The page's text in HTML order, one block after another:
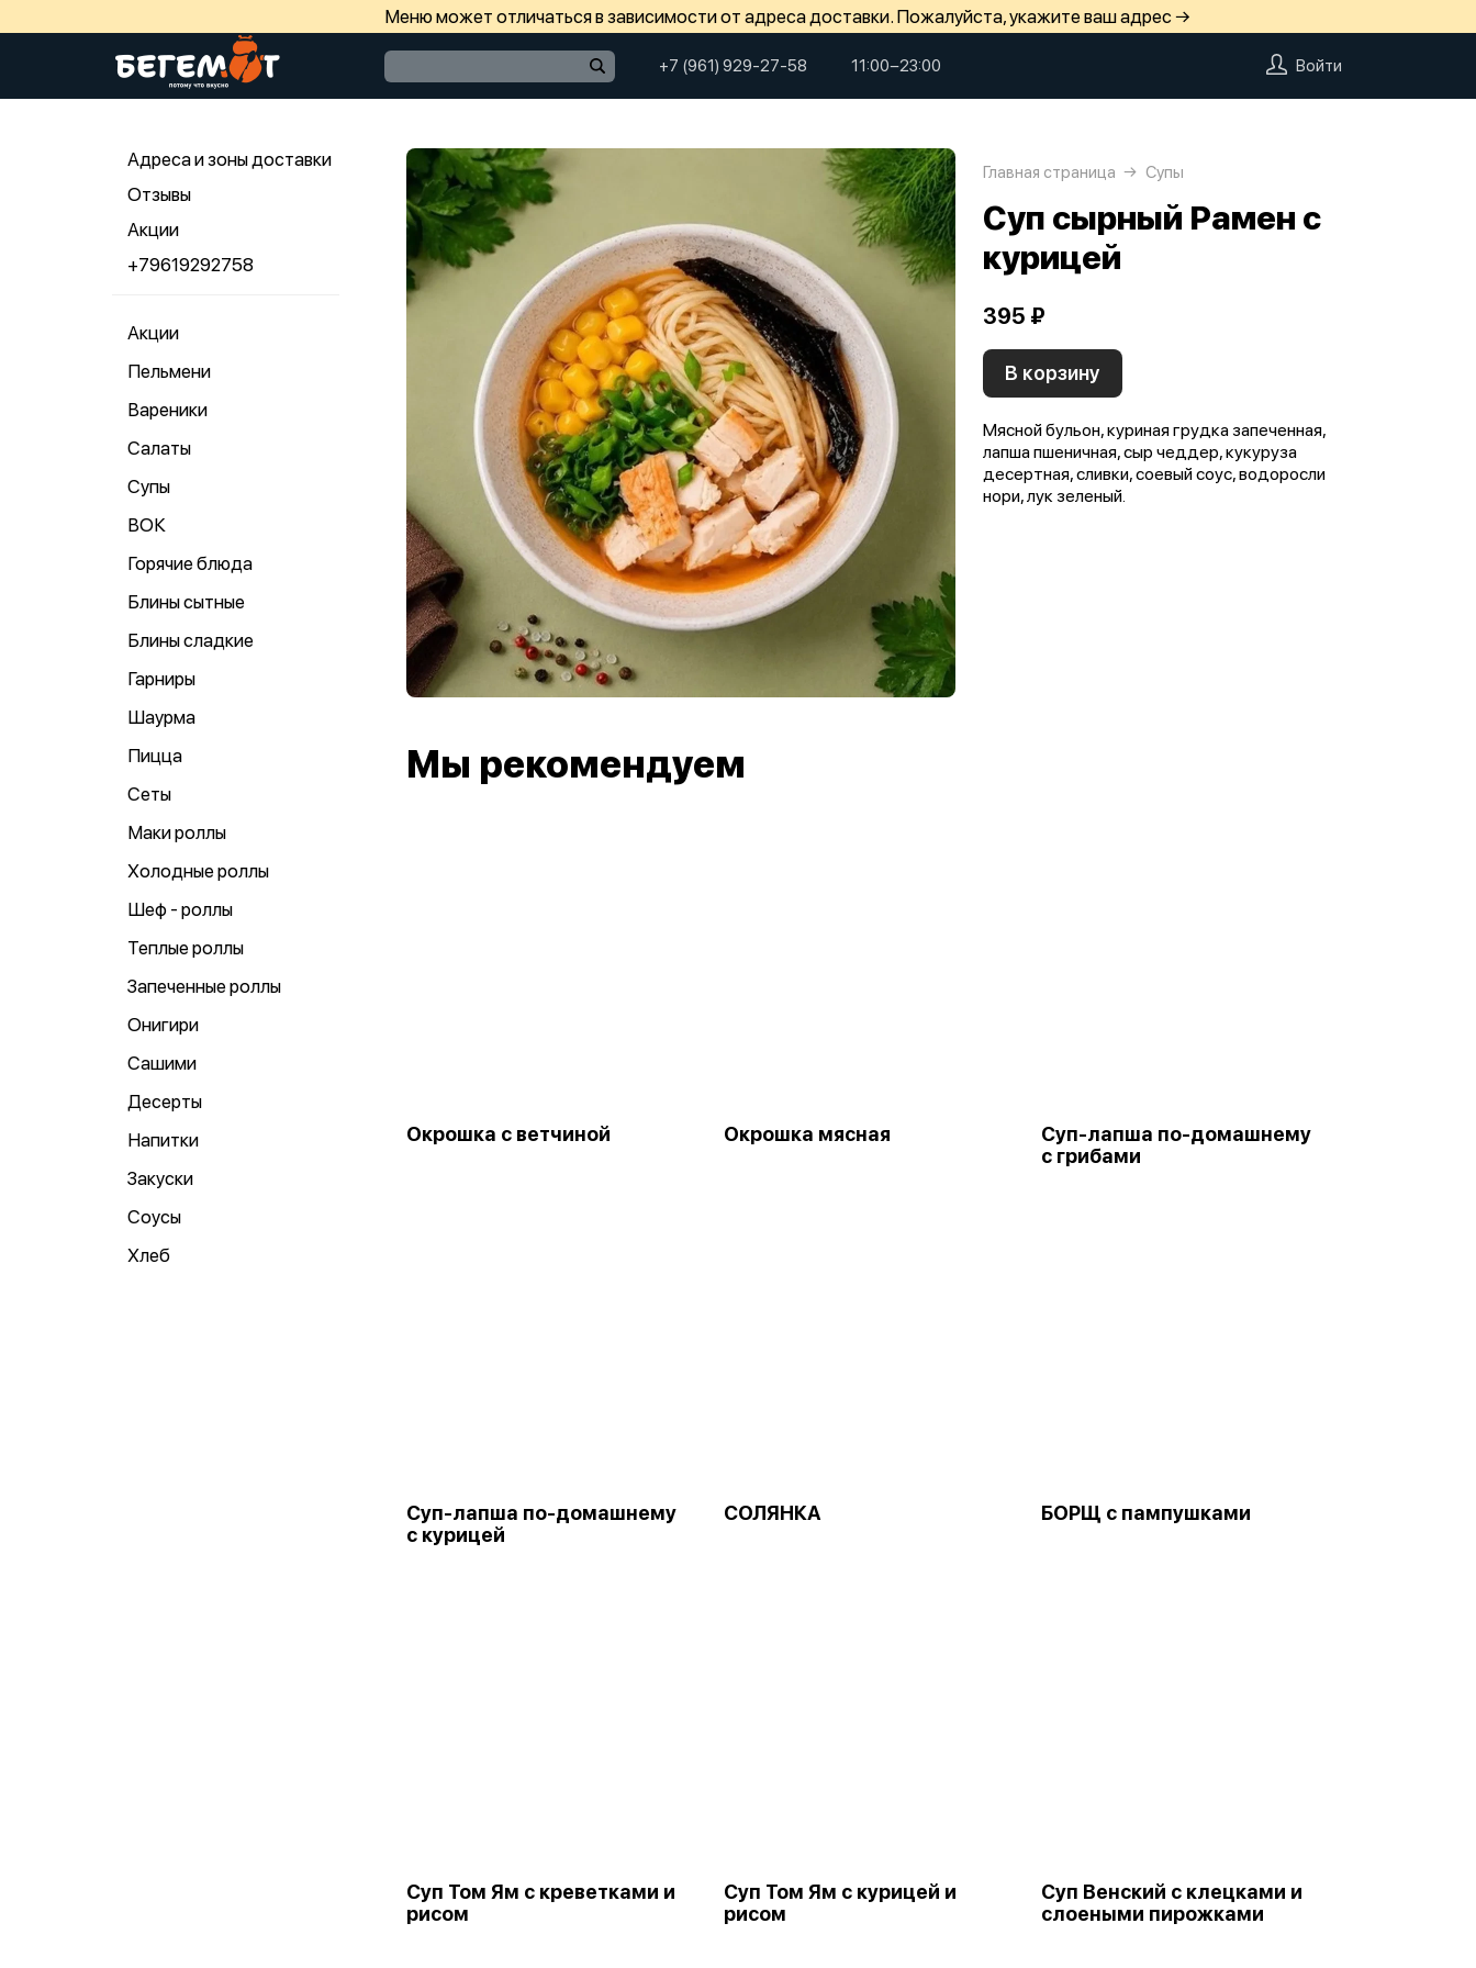
Меню может отличаться в зависимости от адреса доставки. Пожалуйста, укажите ваш адрес →
+7 (961) 929-27-58 11:00−23:00 Войти
Адреса и зоны доставки
Отзывы
Акции
+79619292758
Акции
Пельмени
Вареники
Салаты
Супы
ВОК
Горячие блюда
Блины сытные
Блины сладкие
Гарниры
Шаурма
Пицца
Сеты
Маки роллы
Холодные роллы
Шеф - роллы
Теплые роллы
Запеченные роллы
Онигири
Сашими
Десерты
Напитки
Закуски
Соусы
Хлеб
Главная страница Супы
Суп сырный Рамен с
курицей
395 ₽
В корзину
Мясной бульон, куриная грудка запеченная,
лапша пшеничная, сыр чеддер, кукуруза
десертная, сливки, соевый соус, водоросли
нори, лук зеленый.
Мы рекомендуем
Окрошка с ветчиной Окрошка мясная
Суп-лапша по-домашнему
с грибами
Суп-лапша по-домашнему
с курицей
СОЛЯНКА БОРЩ с пампушками
Суп Том Ям с креветками и
рисом
Суп Том Ям с курицей и
рисом
Суп Венский с клецками и
слоеными пирожками